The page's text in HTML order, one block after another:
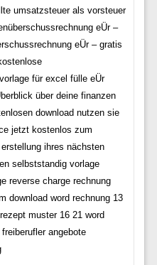
umsatzsteuer als vorsteuer
eÜr –
eÜr – gratis
für excel fülle eÜr
über deine finanzen
download nutzen sie
jetzt kostenlos zum
ihres nächsten
selbststandig vorlage
reverse charge rechnung
download word rechnung 13
muster 16 21 word
angebote